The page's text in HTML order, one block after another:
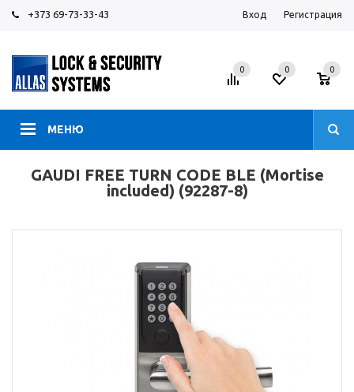
+373 69-73-33-43 Вход Регистрация
МЕНЮ
0 0 0
GAUDI FREE TURN CODE BLE (Mortise
included) (92287-8)